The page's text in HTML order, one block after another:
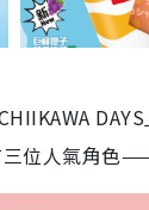
位人氣角色